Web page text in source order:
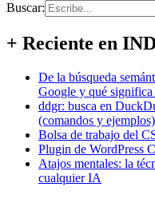
Buscar:
+ Reciente en
De la búsqueda
Google y qué significa
ddgr: busca en
(comandos y ejemplos)
Bolsa de trabajo del
Plugin de WordPress
Atajos mentales: la
cualquier IA